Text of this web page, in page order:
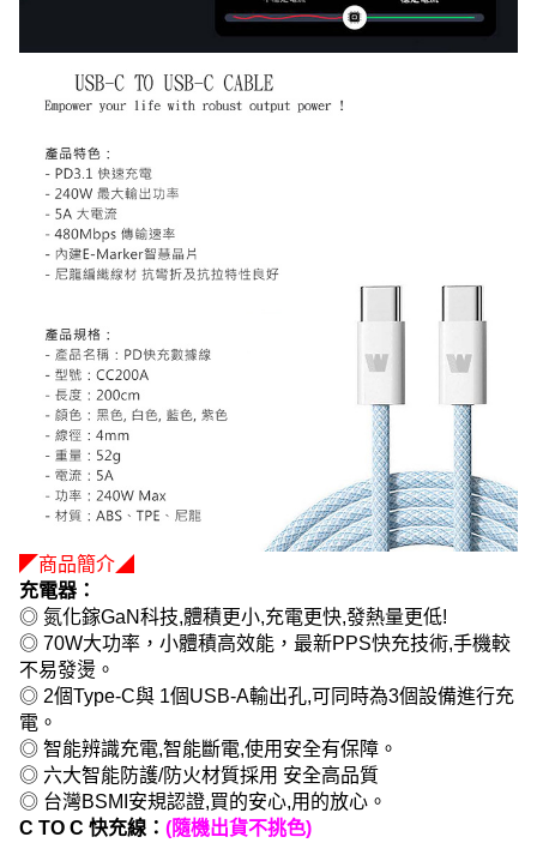
◤商品簡介◢
充電器：
◎ 氮化鎵GaN科技,體積更小,充電更快,發熱量更低!
◎ 70W大功率，小體積高效能，最新PPS快充技術,手機較
不易發燙。
◎ 2個Type-C與 1個USB-A輸出孔,可同時為3個設備進行充
電。
◎ 智能辨識充電,智能斷電,使用安全有保障。
◎ 六大智能防護/防火材質採用 安全高品質
◎ 台灣BSMI安規認證,買的安心,用的放心。
C TO C 快充線： (隨機出貨不挑色)